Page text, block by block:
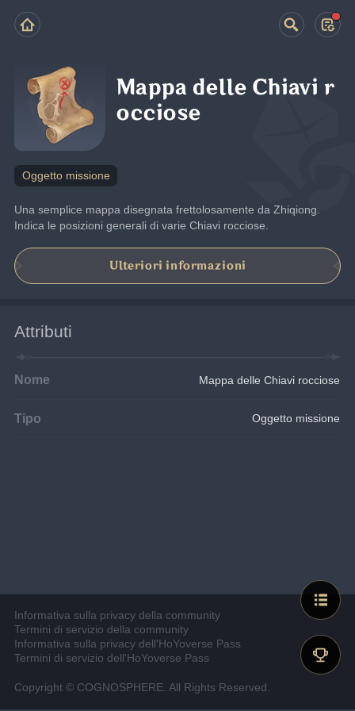
Mappa delle Chiavi r
occiose
Oggetto missione
Una semplice mappa disegnata frettolosamente da Zhiqiong.
Indica le posizioni generali di varie Chiavi rocciose.
Ulteriori informazioni
Attributi
Nome Mappa delle Chiavi rocciose
Tipo Oggetto missione
Informativa sulla privacy della community
Termini di servizio della community
Informativa sulla privacy dell'HoYoverse Pass
Termini di servizio dell'HoYoverse Pass
Copyright © COGNOSPHERE. All Rights Reserved.